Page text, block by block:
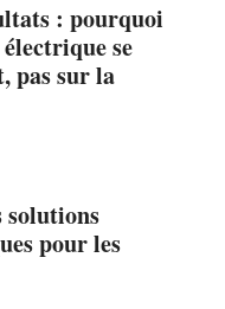
: pourquoi
se
pas sur la
solutions
pour les